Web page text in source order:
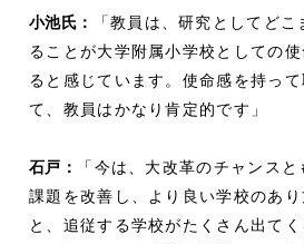
小池氏：
「教員は、研究としてど
ることが大学附属小学校としての
ると感じています。使命感を持っ
て、教員はかなり肯定的です」
石戸：
「今は、大改革のチャンス
課題を改善し、より良い学校のあ
と、追従する学校がたくさん出て